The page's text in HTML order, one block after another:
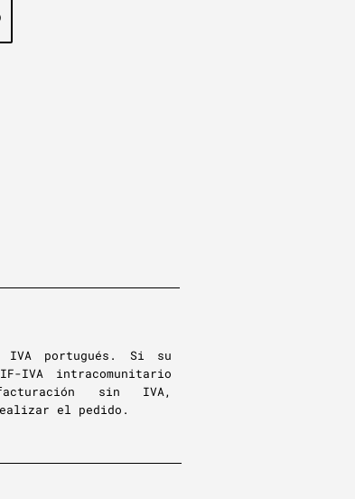
IVA portugués. Si su
IVA intracomunitario
sin IVA,
el pedido.